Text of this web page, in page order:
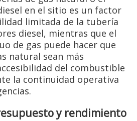
en el sitio es un factor
limitada de la tubería
diesel, mientras que el
de gas puede hacer que
natural sean más
del combustible
la continuidad operativa
y rendimiento